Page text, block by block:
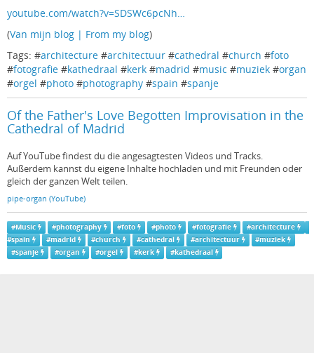
youtube.com/watch?v=SDSWc6pcNh…
(Van mijn blog | From my blog)
Tags: #architecture #architectuur #cathedral #church #foto
#fotografie #kathedraal #kerk #madrid #music #muziek #organ
#orgel #photo #photography #spain #spanje
Of the Father's Love Begotten Improvisation in the
Cathedral of Madrid
Auf YouTube findest du die angesagtesten Videos und Tracks.
Außerdem kannst du eigene Inhalte hochladen und mit Freunden oder
gleich der ganzen Welt teilen.
pipe-organ (YouTube)
#Music #photography #foto #photo #fotografie #architecture
#spain #madrid #church #cathedral #architectuur #muziek
#spanje #organ #orgel #kerk #kathedraal